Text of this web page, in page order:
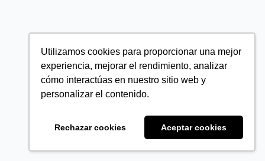
Utilizamos cookies para proporcionar una mejor
experiencia, mejorar el rendimiento, analizar
cómo interactúas en nuestro sitio web y
personalizar el contenido.
Rechazar cookies Aceptar cookies